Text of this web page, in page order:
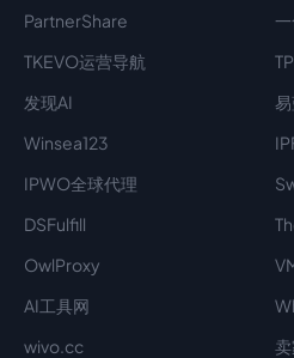
PartnerShare
TKEVO运营导航
发现AI
Winsea123
IPWO全球代理
DSFulfill
OwlProxy
AI工具网
wivo.cc